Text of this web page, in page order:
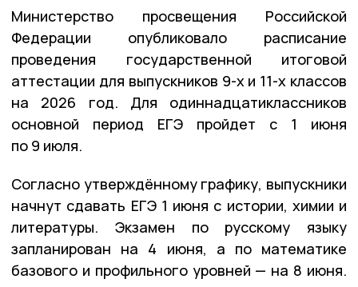
Министерство просвещения Российской
Федерации опубликовало расписание
проведения государственной итоговой
аттестации для выпускников 9-х и 11-х классов
на 2026 год. Для одиннадцатиклассников
основной период ЕГЭ пройдет с 1 июня
по 9 июля.
Согласно утверждённому графику, выпускники
начнут сдавать ЕГЭ 1 июня с истории, химии и
литературы. Экзамен по русскому языку
запланирован на 4 июня, а по математике
базового и профильного уровней — на 8 июня.